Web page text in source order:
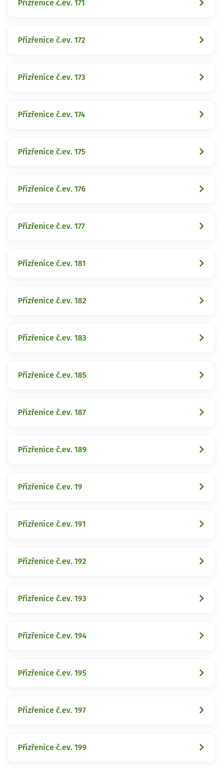
Přízřenice č.ev. 171
Přízřenice č.ev. 172
Přízřenice č.ev. 173
Přízřenice č.ev. 174
Přízřenice č.ev. 175
Přízřenice č.ev. 176
Přízřenice č.ev. 177
Přízřenice č.ev. 181
Přízřenice č.ev. 182
Přízřenice č.ev. 183
Přízřenice č.ev. 185
Přízřenice č.ev. 187
Přízřenice č.ev. 189
Přízřenice č.ev. 19
Přízřenice č.ev. 191
Přízřenice č.ev. 192
Přízřenice č.ev. 193
Přízřenice č.ev. 194
Přízřenice č.ev. 195
Přízřenice č.ev. 197
Přízřenice č.ev. 199